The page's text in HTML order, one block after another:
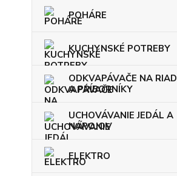
POHÁRE
KUCHYNSKÉ POTREBY
ODKVAPÁVAČE NA RIAD
A PRÍBORNÍKY
UCHOVÁVANIE JEDÁL A
NÁPOJOV
ELEKTRO